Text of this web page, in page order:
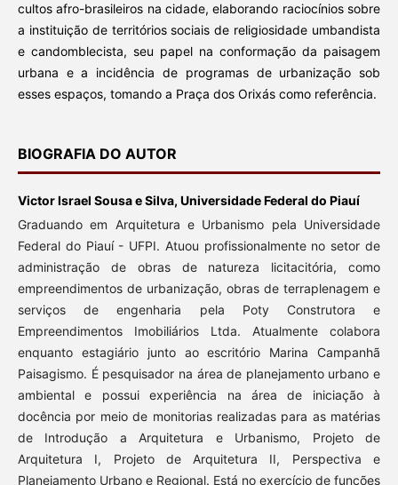
cultos afro-brasileiros na cidade, elaborando raciocínios sobre
a instituição de territórios sociais de religiosidade umbandista
e candomblecista, seu papel na conformação da paisagem
urbana e a incidência de programas de urbanização sob
esses espaços, tomando a Praça dos Orixás como referência.
BIOGRAFIA DO AUTOR
Victor Israel Sousa e Silva, Universidade Federal do Piauí
Graduando em Arquitetura e Urbanismo pela Universidade
Federal do Piauí - UFPI. Atuou profissionalmente no setor de
administração de obras de natureza licitacitória, como
empreendimentos de urbanização, obras de terraplenagem e
serviços de engenharia pela Poty Construtora e
Empreendimentos Imobiliários Ltda. Atualmente colabora
enquanto estagiário junto ao escritório Marina Campanhã
Paisagismo. É pesquisador na área de planejamento urbano e
ambiental e possui experiência na área de iniciação à
docência por meio de monitorias realizadas para as matérias
de Introdução a Arquitetura e Urbanismo, Projeto de
Arquitetura I, Projeto de Arquitetura II, Perspectiva e
Planejamento Urbano e Regional. Está no exercício de funções